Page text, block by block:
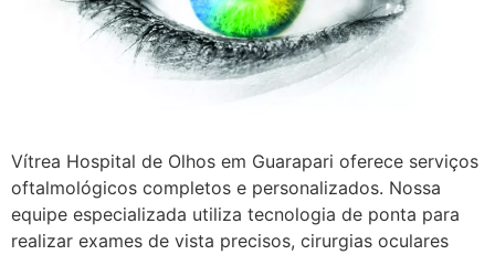
Vítrea Hospital de Olhos em Guarapari oferece serviços
oftalmológicos completos e personalizados. Nossa
equipe especializada utiliza tecnologia de ponta para
realizar exames de vista precisos, cirurgias oculares